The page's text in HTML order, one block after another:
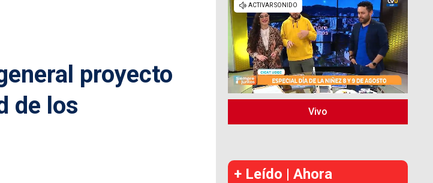
Noticias UdeC
La Discusión
proyecto
de los
Vivo
+ Leído | Ahora